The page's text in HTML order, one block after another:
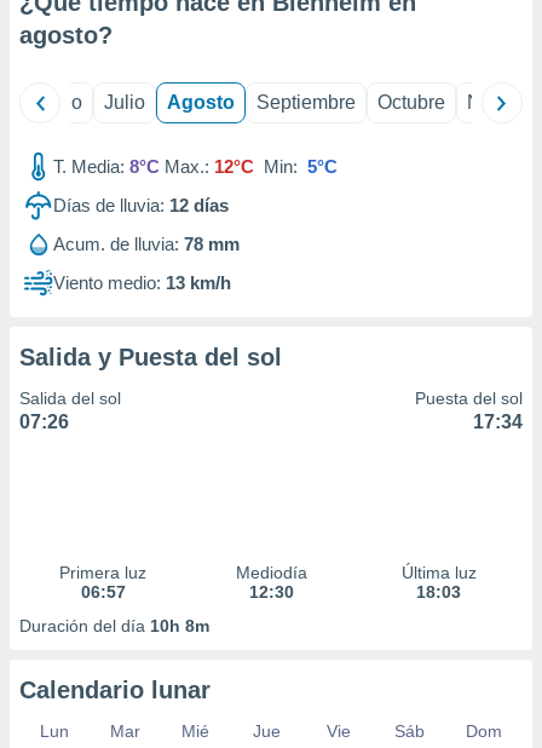
e
publicidad
publicidad
de
agosto?
Junio Julio Agosto Septiembre Octubre
T. Media: 8°C Max.: 12°C Min: 5°C
Días de lluvia: 12 días
Acum. de lluvia: 78 mm
Viento medio: 13 km/h
Salida y Puesta del sol
Salida del sol
07:26
Puesta del sol
17:34
Primera luz
06:57
Mediodía
12:30
Última luz
18:03
Duración del día 10h 8m
Calendario lunar
Lun Mar Mié Jue Vie Sáb
Dom